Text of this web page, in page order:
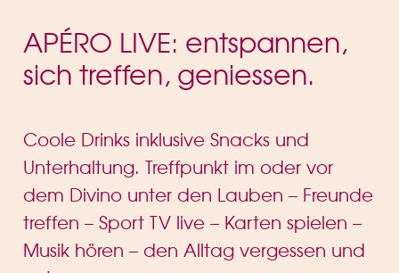
APÉRO LIVE: entspannen,
sich treffen, geniessen.
Coole Drinks inklusive Snacks und
Unterhaltung. Treffpunkt im oder vor
dem Divino unter den Lauben – Freunde
treffen – Sport TV live – Karten spielen –
Musik hören – den Alltag vergessen und